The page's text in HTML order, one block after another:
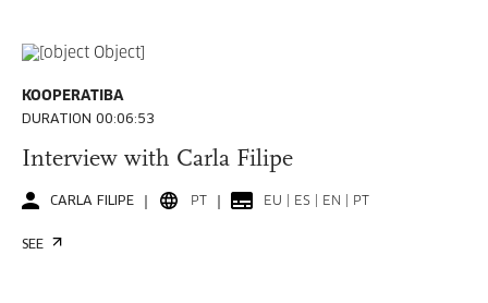
KOOPERATIBA
DURATION 00:06:53
Interview with Carla Filipe
CARLA FILIPE PT EU | ES | EN | PT
SEE